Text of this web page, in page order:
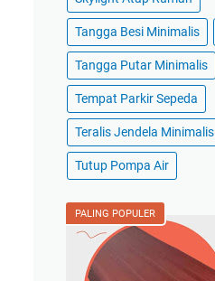
Tangga Besi Minimalis
Tangga Putar Minimalis
Tempat Parkir Sepeda
Teralis Jendela Minimalis
Tutup Pompa Air
PALING POPULER